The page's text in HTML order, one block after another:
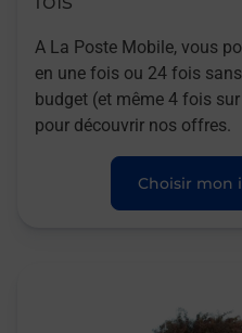
A La Poste Mobile, vous
en une fois ou 24 fois
budget (et même 4 fois
pour découvrir nos offres.
Choisir mon